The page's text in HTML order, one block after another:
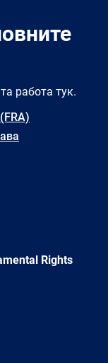
работа тук.
Rights